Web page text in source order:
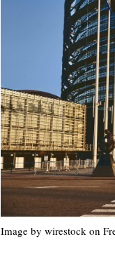
Image by wirestock on